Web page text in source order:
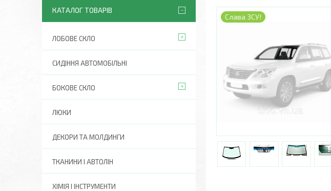
Слава ЗСУ!
КАТАЛОГ ТОВАРІВ
ЛОБОВЕ СКЛО
СИДІННЯ АВТОМОБІЛЬНІ
БОКОВЕ СКЛО
ЛЮКИ
ДЕКОРИ ТА МОЛДИНГИ
ТКАНИНИ І АВТОЛІН
ХІМІЯ І ІНСТРУМЕНТИ